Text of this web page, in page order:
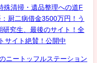
殊清掃・遺品整理への道F
厨二病借金3500万円！う
究生、最後のサイト！全
サイト絶賛！公開中
ニートッフルステーション